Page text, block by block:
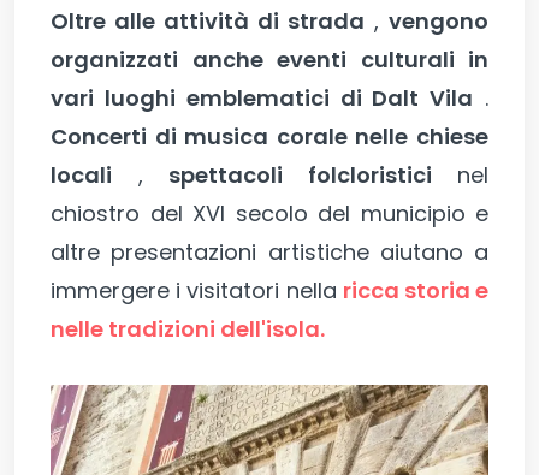
Oltre alle attività di strada , vengono
organizzati anche eventi culturali in
vari luoghi emblematici di Dalt Vila .
Concerti di musica corale nelle chiese
locali , spettacoli folcloristici nel
chiostro del XVI secolo del municipio e
altre presentazioni artistiche aiutano a
immergere i visitatori nella ricca storia e
nelle tradizioni dell'isola.